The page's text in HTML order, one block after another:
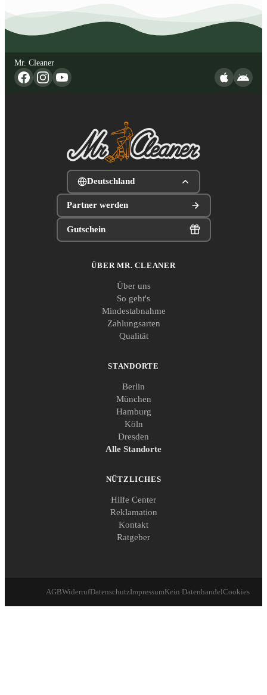
Mr. Cleaner
Deutschland
Partner werden
Gutschein
ÜBER MR. CLEANER
Über uns
So geht's
Mindestabnahme
Zahlungsarten
Qualität
STANDORTE
Berlin
München
Hamburg
Köln
Dresden
Alle Standorte
NÜTZLICHES
Hilfe Center
Reklamation
Kontakt
Ratgeber
AGBWiderrufDatenschutzImpressumKein DatenhandelCookies